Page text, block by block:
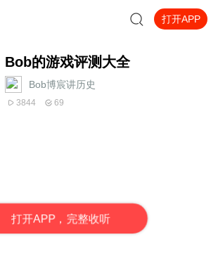
打开APP
Bob的游戏评测大全
Bob博宸讲历史
3844 69
打开APP，完整收听